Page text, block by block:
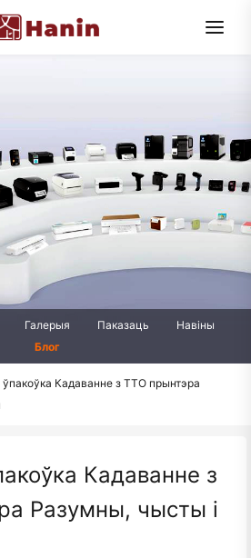
Галерыя Паказаць
Навіны
Блог
Кадаванне з TTO прынтэра
Кадаванне з
Разумны, чысты і